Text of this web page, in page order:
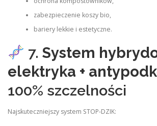
zabezpieczenie koszy bio,
bariery lekkie i estetyczne.
7. System
elektryka +
100% szczelności
Najskuteczniejszy system STOP‑DZIK: